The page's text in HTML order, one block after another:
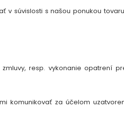
v súvislosti s našou ponukou
resp. vykonanie opatrení
komunikovať za účelom